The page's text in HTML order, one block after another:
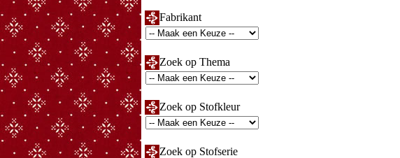
Fabrikant
Zoek op Thema
Zoek op Stofkleur
Zoek op Stofserie